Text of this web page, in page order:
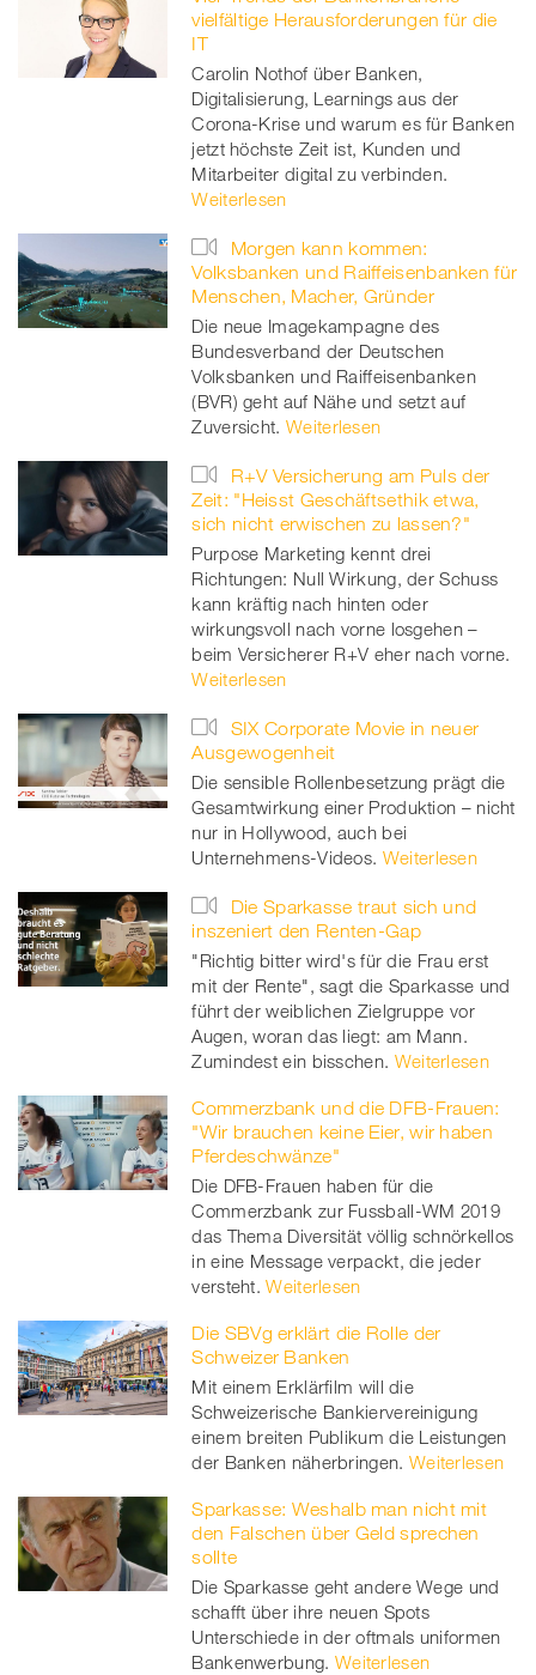
vielfältige Herausforderungen für die
IT
Carolin Nothof über Banken,
Digitalisierung, Learnings aus der
Corona-Krise und warum es für Banken
jetzt höchste Zeit ist, Kunden und
Mitarbeiter digital zu verbinden.
Weiterlesen
Morgen kann kommen:
Volksbanken und Raiffeisenbanken für
Menschen, Macher, Gründer
Die neue Imagekampagne des
Bundesverband der Deutschen
Volksbanken und Raiffeisenbanken
(BVR) geht auf Nähe und setzt auf
Zuversicht. Weiterlesen
R+V Versicherung am Puls der
Zeit: "Heisst Geschäftsethik etwa,
sich nicht erwischen zu lassen?"
Purpose Marketing kennt drei
Richtungen: Null Wirkung, der Schuss
kann kräftig nach hinten oder
wirkungsvoll nach vorne losgehen –
beim Versicherer R+V eher nach vorne.
Weiterlesen
SIX Corporate Movie in neuer
Ausgewogenheit
Die sensible Rollenbesetzung prägt die
Gesamtwirkung einer Produktion – nicht
nur in Hollywood, auch bei
Unternehmens-Videos. Weiterlesen
Die Sparkasse traut sich und
inszeniert den Renten-Gap
"Richtig bitter wird's für die Frau erst
mit der Rente", sagt die Sparkasse und
führt der weiblichen Zielgruppe vor
Augen, woran das liegt: am Mann.
Zumindest ein bisschen. Weiterlesen
Commerzbank und die DFB-Frauen:
"Wir brauchen keine Eier, wir haben
Pferdeschwänze"
Die DFB-Frauen haben für die
Commerzbank zur Fussball-WM 2019
das Thema Diversität völlig schnörkellos
in eine Message verpackt, die jeder
versteht.Weiterlesen
Die SBVg erklärt die Rolle der
Schweizer Banken
Mit einem Erklärfilm will die
Schweizerische Bankiervereinigung
einem breiten Publikum die Leistungen
der Banken näherbringen. Weiterlesen
Sparkasse: Weshalb man nicht mit
den Falschen über Geld sprechen
sollte
Die Sparkasse geht andere Wege und
schafft über ihre neuen Spots
Unterschiede in der oftmals uniformen
Bankenwerbung. Weiterlesen